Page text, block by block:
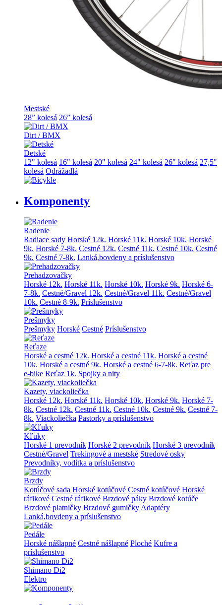
Mestské
28” kolesá 26” kolesá
Dirt / BMX
Detské
12" kolesá 16" kolesá 20" kolesá 24" kolesá 26" kolesá 27,5"
kolesá Odrážadlá
Komponenty
Radenie
Radiace sady Horské 12k. Horské 11k. Horské 10k. Horské
9k. Horské 7-8k. Cestné 12k. Cestné 11k. Cestné 10k. Cestné
9k. Cestné 7-8k. Lanká,bovdeny a príslušenstvo
Prehadzovačky
Horské 12k. Horské 11k. Horské 10k. Horské 9k. Horské 6-
7-8k. Cestné/Gravel 12k. Cestné/Gravel 11k. Cestné/Gravel
10k. Cestné 8-9k. Príslušenstvo
Prešmyky
Prešmyky Horské Cestné Príslušenstvo
Reťaze
Horské a cestné 12k. Horské a cestné 11k. Horské a cestné
10k. Horské a cestné 9k. Horské a cestné 6-7-8k. Reťaz pre
e-bike Reťaz 1k. Spojky a nity
Kazety, viackoliečka
Horské 12k. Horské 11k. Horské 10k. Horské 9k. Horské 7-
8k. Cestné 12k. Cestné 11k. Cestné 10k. Cestné 9k. Cestné 7-
8k. Viackoliečka Pastorky a príslušenstvo
Kľuky
Horské 1 prevodník Horské 2 prevodník Horské 3 prevodník
Cestné/Gravel Trekingové a mestské Stredové osky
Prevodníky, vodítka a príslušenstvo
Brzdy
Kotúčové sada Horské kotúčové Cestné kotúčové Horské
ráfikové Cestné ráfikové Brzdové páky Brzdové kotúče
Brzdové platničky Brzdové gumičkyAdaptéry
Lanká,bovdeny a príslušenstvo
Pedále
Horské nášlapné Cestné nášlapné Ploché Kufre a
príslušenstvo
Shimano Di2
Elektro